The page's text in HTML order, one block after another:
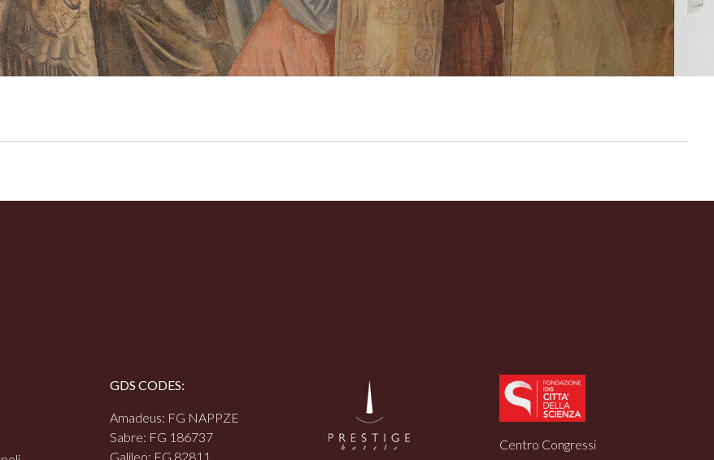
GDS CODES:
Amadeus: FG NAPPZE
Sabre: FG 186737
Galileo: FG 82811
Centro Congressi